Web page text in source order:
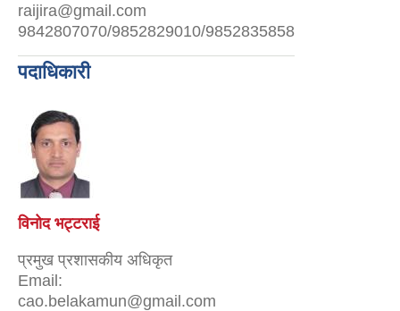
raijira@gmail.com
9842807070/9852829010/9852835858
पदाधिकारी
विनोद भट्टराई
प्रमुख प्रशासकीय अधिकृत
Email:
cao.belakamun@gmail.com